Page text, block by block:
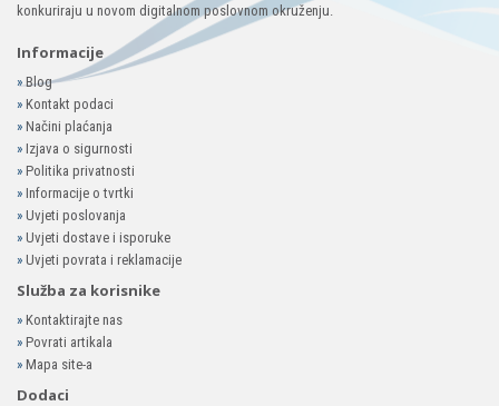
konkuriraju u novom digitalnom poslovnom okruženju.
Informacije
»Blog
» Kontakt podaci
» Načini plaćanja
» Izjava o sigurnosti
» Politika privatnosti
» Informacije o tvrtki
» Uvjeti poslovanja
» Uvjeti dostave i isporuke
» Uvjeti povrata i reklamacije
Služba za korisnike
» Kontaktirajte nas
» Povrati artikala
» Mapa site-a
Dodaci